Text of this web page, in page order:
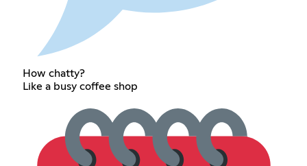
How chatty?
Like a busy coffee shop